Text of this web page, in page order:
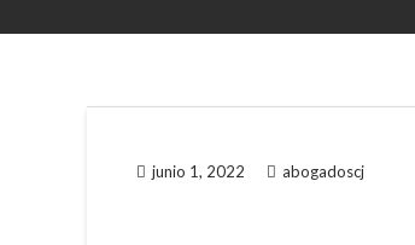
junio 1, 2022 abogadoscj